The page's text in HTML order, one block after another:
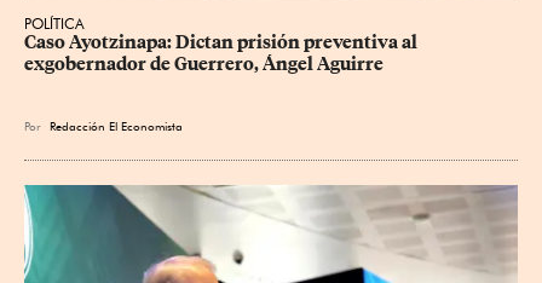
POLÍTICA
Caso Ayotzinapa: Dictan prisión preventiva al
exgobernador de Guerrero, Ángel Aguirre
Por Redacción El Economista